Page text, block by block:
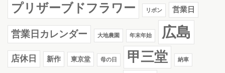
プリザーブドフラワー リボン 営業日
営業日カレンダー 大地農園 年末年始 広島
店休日 新作 東京堂 母の日 甲三堂 納車